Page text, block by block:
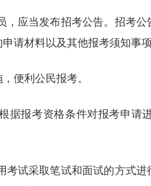
，应当发布招考公告。招考
请材料以及其他报考须知事
便利公民报考。
据报考资格条件对报考申请
考试采取笔试和面试的方式